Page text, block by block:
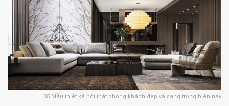
35 Mẫu thiết kế nội thất phòng khách đẹp và sang trọng hiện nay